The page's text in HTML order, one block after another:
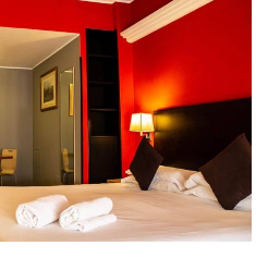
l
i
e
n